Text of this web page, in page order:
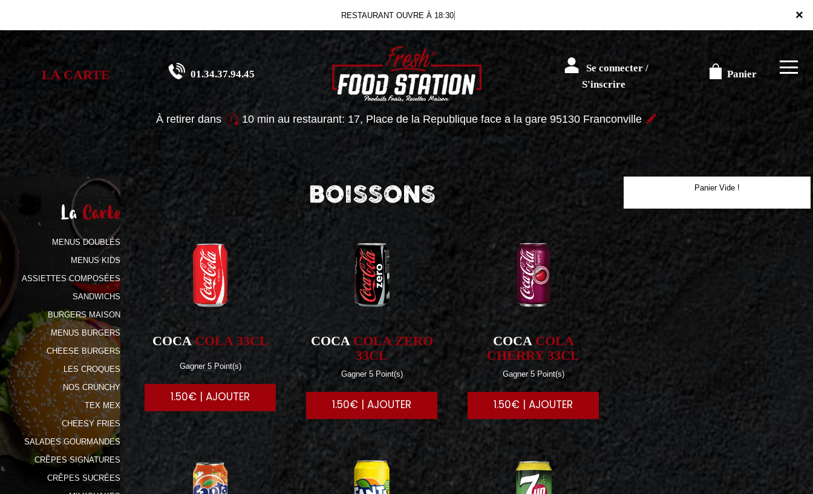
×
R
À retirer dans 10 min au restaurant: 17, Place de la Republique face a la gare 95130 Franconville
LA CARTE 01.34.37.94.45
Se connecter /
S'inscrire
Panier
La Carte
MENUS DOUBLÉS
MENUS KIDS
ASSIETTES COMPOSÉES
SANDWICHS
BURGERS MAISON
MENUS BURGERS
CHEESE BURGERS
LES CROQUES
NOS CRUNCHY
TEX MEX
CHEESY FRIES
SALADES GOURMANDES
CRÊPES SIGNATURES
CRÊPES SUCRÉES
BOISSONS
COCACOLA 33CL
Gagner 5 Point(s)
1.50€ | AJOUTER
COCACOLA ZERO
33CL
Gagner 5 Point(s)
1.50€ | AJOUTER
COCACOLA
CHERRY 33CL
Gagner 5 Point(s)
1.50€ | AJOUTER
Panier Vide !